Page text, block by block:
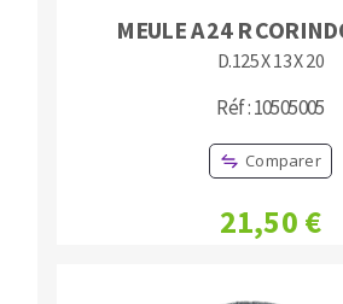
MEULE A 24 R
D.125 X 13 X 20
Réf : 10505005
Comparer
21,50 €